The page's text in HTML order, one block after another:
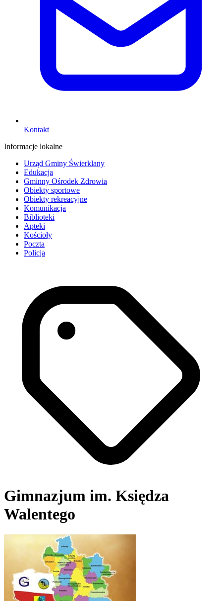
Kontakt
Informacje lokalne
Urząd Gminy Świerklany
Edukacja
Gminny Ośrodek Zdrowia
Obiekty sportowe
Obiekty rekreacyjne
Komunikacja
Biblioteki
Apteki
Kościoły
Poczta
Policja
Gimnazjum im. Księdza
Walentego